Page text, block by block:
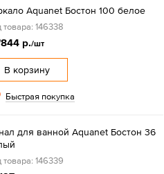
Aquanet Бостон 100 белое
товара: 146338
р./шт
В корзину
Быстрая покупка
для ванной Aquanet Бостон 36
товара: 146339